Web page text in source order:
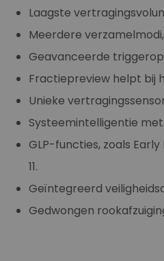
Laagste
Meerdere
Geavanceerde
Fractiepreview helpt bij
Unieke
Systeemintelligentie
GLP-functies, zoals
11.
Geïntegreerd
Gedwongen